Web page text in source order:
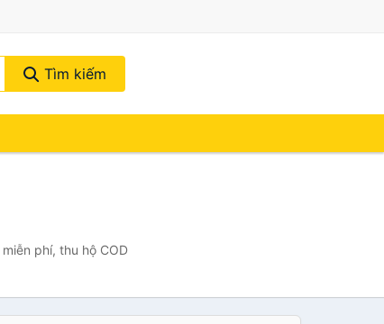
Tìm kiếm
phí, thu hộ COD